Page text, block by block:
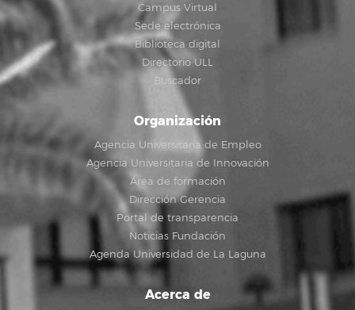
Campus Virtual
Sede electrónica
Biblioteca digital
Directorio ULL
Buscador
Organización
Agencia Universitaria de Empleo
Agencia Universitaria de Innovación
Área de formación
Dirección Gerencia
Portal de transparencia
Noticias Fundación
Agenda Universidad de La Laguna
Acerca de